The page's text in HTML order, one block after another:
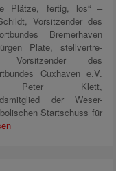
Plätze, fertig, los“ –
Vorsitzender des
Bremerhaven
Plate, stellvertre­
Vorsitzender des
Cuxhaven e.V.
Peter Klett,
der Weser-
Startschuss für